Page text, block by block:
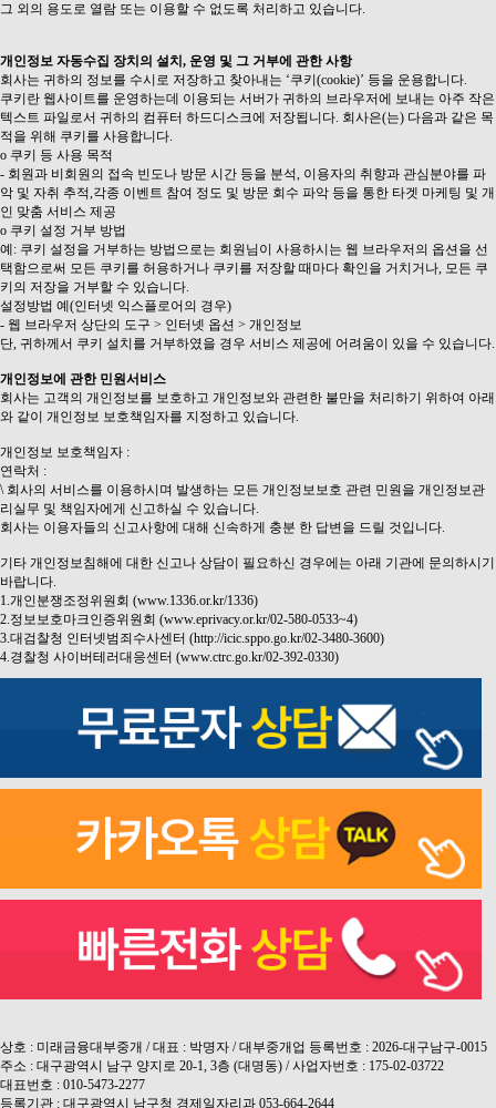
그 외의 용도로 열람 또는 이용할 수 없도록 처리하고 있습니다.
개인정보 자동수집 장치의 설치, 운영 및 그 거부에 관한 사항
회사는 귀하의 정보를 수시로 저장하고 찾아내는 ‘쿠키(cookie)’ 등을 운용합니다.
쿠키란 웹사이트를 운영하는데 이용되는 서버가 귀하의 브라우저에 보내는 아주 작은
텍스트 파일로서 귀하의 컴퓨터 하드디스크에 저장됩니다. 회사은(는) 다음과 같은 목
적을 위해 쿠키를 사용합니다.
ο 쿠키 등 사용 목적
- 회원과 비회원의 접속 빈도나 방문 시간 등을 분석, 이용자의 취향과 관심분야를 파
악 및 자취 추적,각종 이벤트 참여 정도 및 방문 회수 파악 등을 통한 타겟 마케팅 및 개
인 맞춤 서비스 제공
ο 쿠키 설정 거부 방법
예: 쿠키 설정을 거부하는 방법으로는 회원님이 사용하시는 웹 브라우저의 옵션을 선
택함으로써 모든 쿠키를 허용하거나 쿠키를 저장할 때마다 확인을 거치거나, 모든 쿠
키의 저장을 거부할 수 있습니다.
설정방법 예(인터넷 익스플로어의 경우)
- 웹 브라우저 상단의 도구 > 인터넷 옵션 > 개인정보
단, 귀하께서 쿠키 설치를 거부하였을 경우 서비스 제공에 어려움이 있을 수 있습니다.
개인정보에 관한 민원서비스
회사는 고객의 개인정보를 보호하고 개인정보와 관련한 불만을 처리하기 위하여 아래
와 같이 개인정보 보호책임자를 지정하고 있습니다.
개인정보 보호책임자 :
연락처 :
\ 회사의 서비스를 이용하시며 발생하는 모든 개인정보보호 관련 민원을 개인정보관
리실무 및 책임자에게 신고하실 수 있습니다.
회사는 이용자들의 신고사항에 대해 신속하게 충분 한 답변을 드릴 것입니다.
기타 개인정보침해에 대한 신고나 상담이 필요하신 경우에는 아래 기관에 문의하시기
바랍니다.
1.개인분쟁조정위원회 (www.1336.or.kr/1336)
2.정보보호마크인증위원회 (www.eprivacy.or.kr/02-580-0533~4)
3.대검찰청 인터넷범죄수사센터 (http://icic.sppo.go.kr/02-3480-3600)
4.경찰청 사이버테러대응센터 (www.ctrc.go.kr/02-392-0330)
상호 : 미래금융대부중개 / 대표 : 박명자 / 대부중개업 등록번호 : 2026-대구남구-0015
주소 : 대구광역시 남구 양지로 20-1, 3층 (대명동) / 사업자번호 : 175-02-03722
대표번호 : 010-5473-2277
등록기관 : 대구광역시 남구청 경제일자리과 053-664-2644